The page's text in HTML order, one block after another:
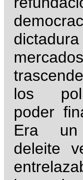
los
poder
Era un
deleite